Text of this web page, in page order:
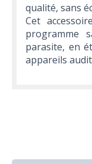
qualité, sans
Cet
programme
parasite, en
appareils